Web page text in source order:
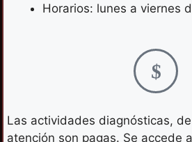
Horarios: lunes a viernes
Las actividades diagnósticas,
atención son pagas. Se accede